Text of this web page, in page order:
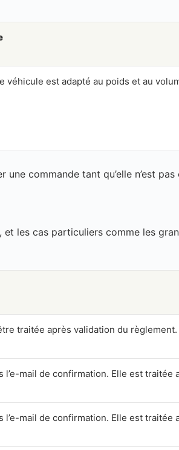
véhicule est adapté au poids et au
commande tant qu’elle n’est
les cas particuliers comme les
traitée après validation du règlement.
l’e-mail de confirmation. Elle est traitée
l’e-mail de confirmation. Elle est traitée